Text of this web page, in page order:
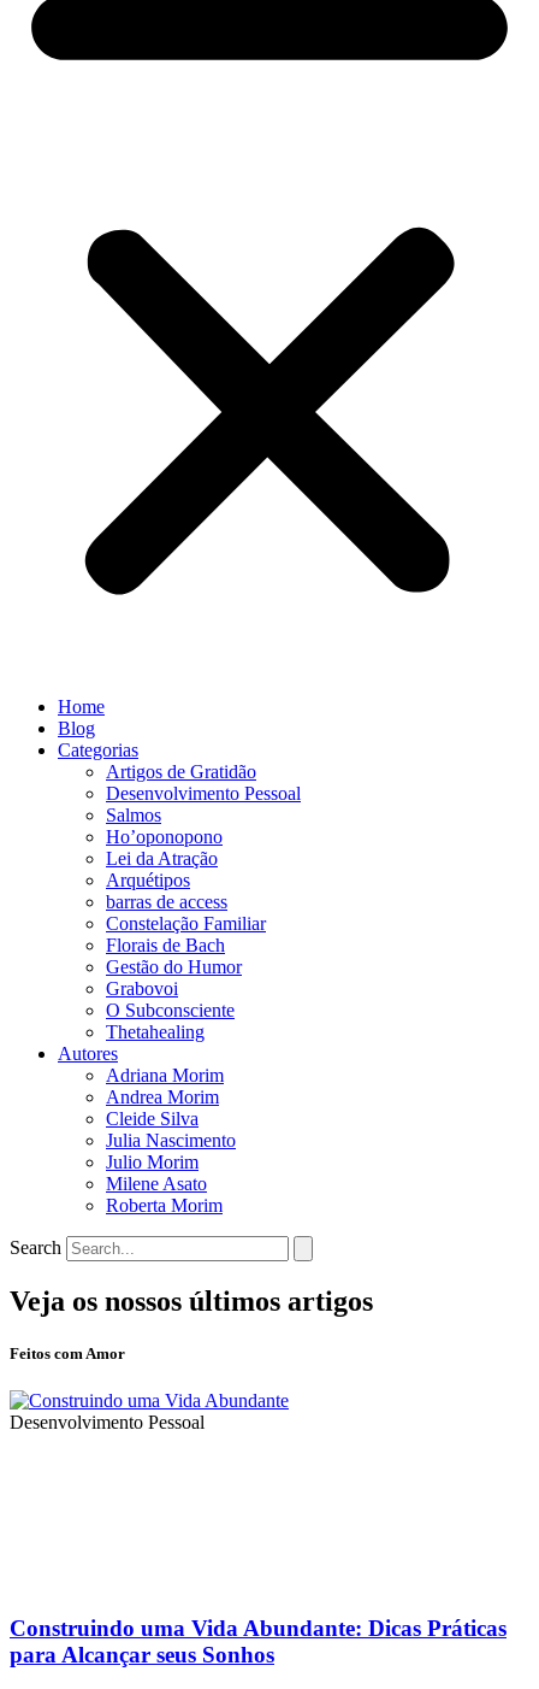
Home
Blog
Categorias
Artigos de Gratidão
Desenvolvimento Pessoal
Salmos
Ho’oponopono
Lei da Atração
Arquétipos
barras de access
Constelação Familiar
Florais de Bach
Gestão do Humor
Grabovoi
O Subconsciente
Thetahealing
Autores
Adriana Morim
Andrea Morim
Cleide Silva
Julia Nascimento
Julio Morim
Milene Asato
Roberta Morim
Search
Veja os nossos últimos artigos
Feitos com Amor
Desenvolvimento Pessoal
Construindo uma Vida Abundante: Dicas Práticas
para Alcançar seus Sonhos